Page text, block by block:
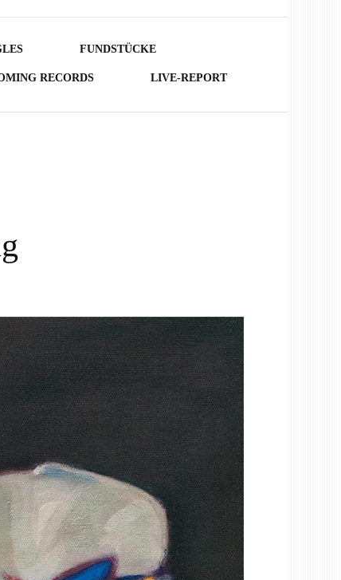
FUNDSTÜCKE
RECORDS LIVE-REPORT